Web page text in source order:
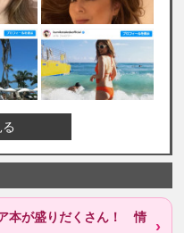
本が盛りだくさん！ 情